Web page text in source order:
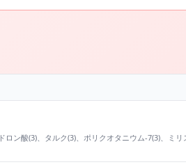
ロン酸(3)、タルク(3)、ポリクオタニウム-7(3)、